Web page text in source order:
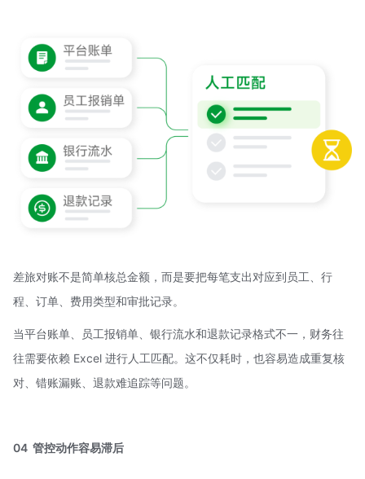
差旅对账不是简单核总金额，而是要把每笔支出对应到员工、行
程、订单、费用类型和审批记录。
当平台账单、员工报销单、银行流水和退款记录格式不一，财务往
往需要依赖 Excel 进行人工匹配。这不仅耗时，也容易造成重复核
对、错账漏账、退款难追踪等问题。
04 管控动作容易滞后